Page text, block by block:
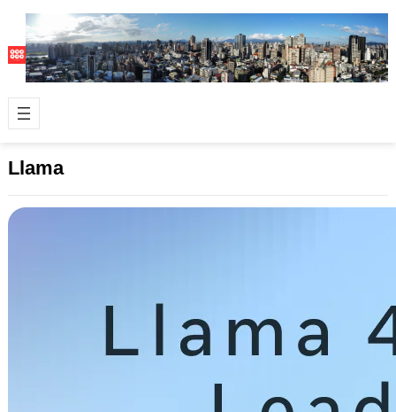
Llama
市場發展可說是推手要角之一，Meta
公司日前發表其最新一代大型語…